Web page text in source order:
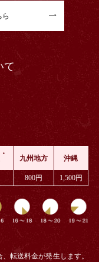
ら
て
九州地方 沖縄
800円 1,500円
転送料金が発生します。